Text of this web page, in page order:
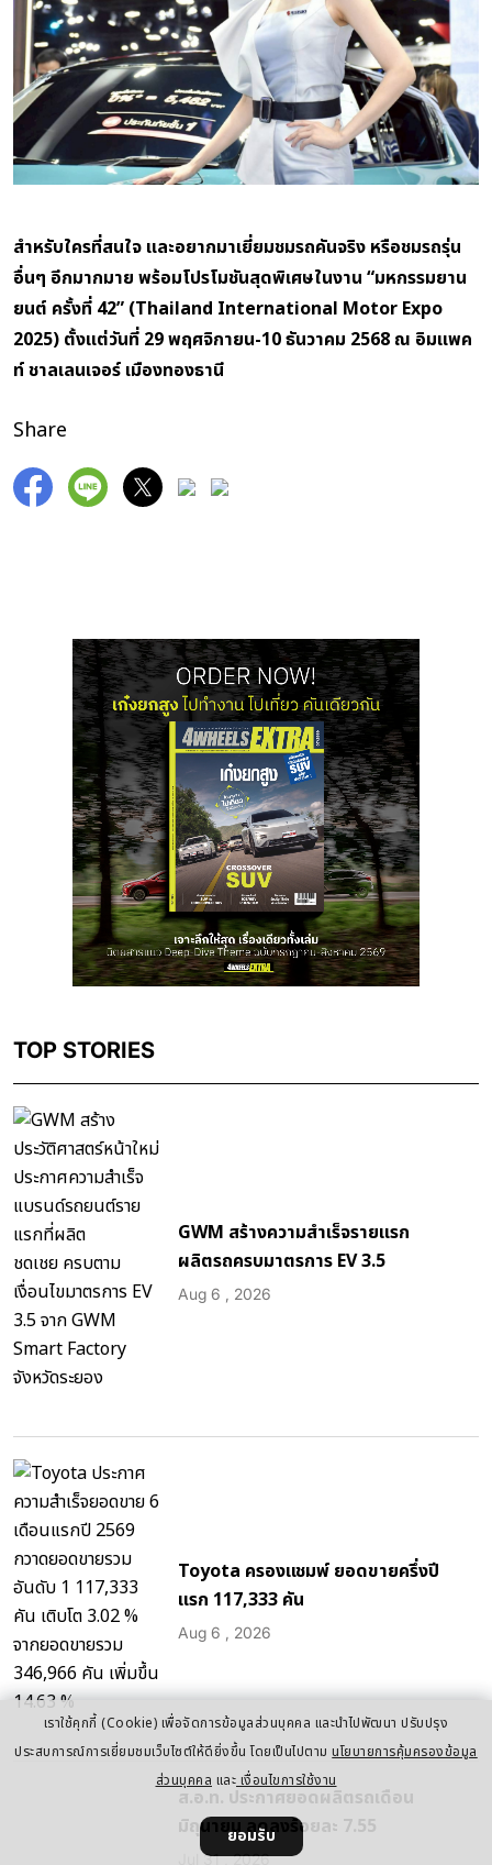
สำหรับใครที่สนใจ และอยากมาเยี่ยมชมรถคันจริง หรือชมรถรุ่น
อื่นๆ อีกมากมาย พร้อมโปรโมชันสุดพิเศษในงาน “มหกรรมยาน
ยนต์ ครั้งที่ 42” (Thailand International Motor Expo
2025) ตั้งแต่วันที่ 29 พฤศจิกายน-10 ธันวาคม 2568 ณ อิมแพค
ท์ ชาลเลนเจอร์ เมืองทองธานี
Share
TOP STORIES
GWM สร้างความสำเร็จรายแรก
ผลิตรถครบมาตรการ EV 3.5
Aug 6 , 2026
Toyota ครองแชมพ์ ยอดขายครึ่งปี
แรก 117,333 คัน
Aug 6 , 2026
ส.อ.ท. ประกาศยอดผลิตรถเดือน
มิถุนายน ลดลงร้อยละ 7.55
Jul 31 , 2026
เราใช้คุกกี้ (Cookie) เพื่อจัดการข้อมูลส่วนบุคคล และนำไปพัฒนา ปรับปรุง
ประสบการณ์การเยี่ยมชมเว็บไซต์ให้ดียิ่งขึ้น โดยเป็นไปตามนโยบายการคุ้มครองข้อมูล
ส่วนบุคคล และ เงื่อนไขการใช้งาน
ยอมรับ